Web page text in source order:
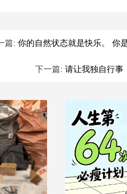
篇: 你的自然状态就是快乐。 你
下一篇: 请让我独自行事